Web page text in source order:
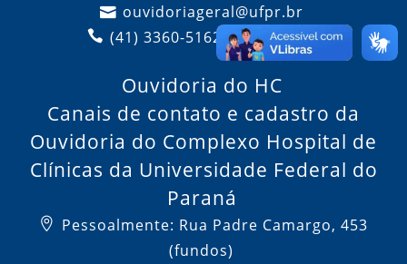
ouvidoriageral@ufpr.br
(41) 3360-5162 / 3360-5222
Ouvidoria do HC
Canais de contato e cadastro da
Ouvidoria do Complexo Hospital de
Clínicas da Universidade Federal do
Paraná
Pessoalmente: Rua Padre Camargo, 453
(fundos)